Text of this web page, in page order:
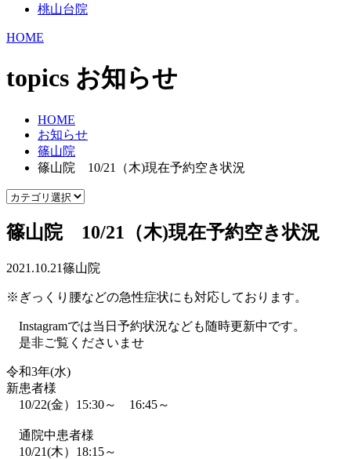
桃山台院
HOME
topics お知らせ
HOME
お知らせ
篠山院
篠山院 10/21（木)現在予約空き状況
篠山院 10/21（木)現在予約空き状況
2021.10.21篠山院
※ぎっくり腰などの急性症状にも対応しております。
Instagramでは当日予約状況なども随時更新中です。
是非ご覧くださいませ
令和3年(水)
新患者様
10/22(金）15:30～ 16:45～
通院中患者様
10/21(木）18:15～